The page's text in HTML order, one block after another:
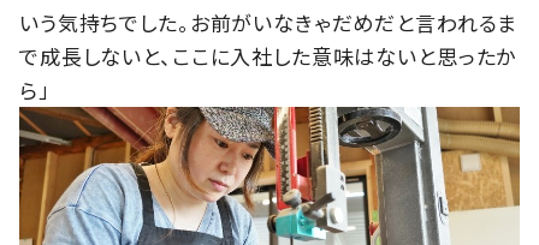
いう気持ちでした。お前がいなきゃだめだと言われるま
で成長しないと、ここに入社した意味はないと思ったか
ら」